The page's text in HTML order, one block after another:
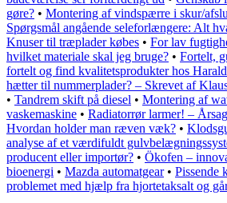
gøre? • Montering af vindspærre i skur/
Spørgsmål angående seleforlængere: Alt
Knuser til træplader købes • For lav
hvilket materiale skal jeg bruge? • Fortelt,
fortelt og find kvalitetsprodukter hos
hætter til nummerplader? – Skrevet af
• Tandrem skift på diesel • Montering af
vaskemaskine • Radiatorrør larmer! –
Hvordan holder man ræven væk? •
analyse af et værdifuldt
producent eller importør? • Ökofen –
bioenergi • Mazda automatgear• Pissende
problemet med hjælp fra hjortetaksalt og